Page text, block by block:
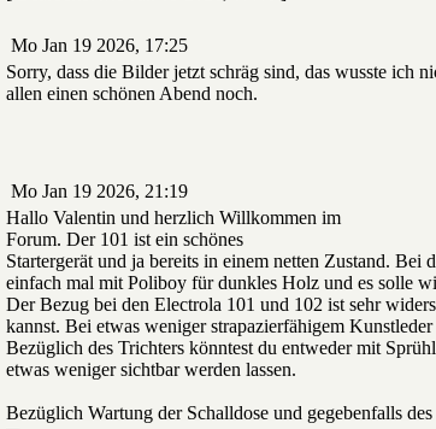
Mo Jan 19 2026, 17:25
Sorry, dass die Bilder jetzt schräg sind, das wusste ich
allen einen schönen Abend noch.
Mo Jan 19 2026, 21:19
Hallo Valentin und herzlich Willkommen im
Forum. Der 101 ist ein schönes
Startergerät und ja bereits in einem netten Zustand.
einfach mal mit Poliboy für dunkles Holz und es solle
Der Bezug bei den Electrola 101 und 102 ist sehr
kannst. Bei etwas weniger strapazierfähigem
Bezüglich des Trichters könntest du entweder mit
etwas weniger sichtbar werden lassen.
Bezüglich Wartung der Schalldose und gegebenfalls